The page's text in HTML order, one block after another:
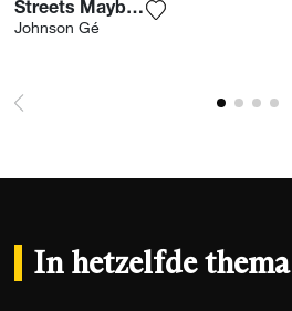
Streets Maybe Cuba 3
Johnson Gé
In hetzelfde thema